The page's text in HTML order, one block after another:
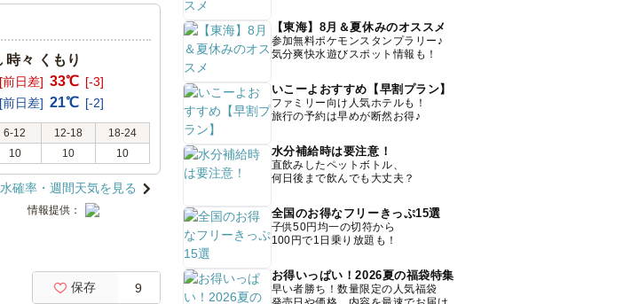
時々 くもり
日差] 33℃ [-3]
日差] 21℃ [-2]
6-12 12-18
18-24
10 10 10
確率・週間天気を見る
情報提供：
保存 9
【東海】8月＆夏休みのオススメ
参加無料ポケモンスタンプラリー♪
気分爽快水遊びスポット情報も！
いこーよおすすめ【早割プラン】
ファミリー向け人気ホテルも！
旅行の予約は早めが断然お得♪
水分補給時は要注意！
直飲みしたペットボトル、
何日後まで飲んでも大丈夫？
全国のお得なフリーきっぷ15選
子供50円均一の切符から
100円で1日乗り放題も！
お得いっぱい！2026夏の福袋特集
早い者勝ち！数量限定の人気福袋